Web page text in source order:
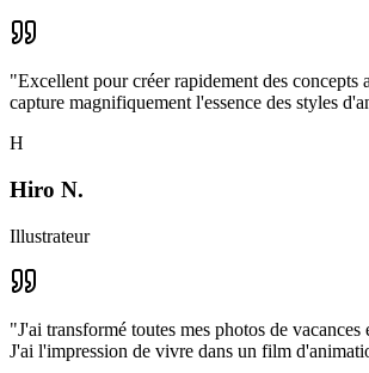
"Excellent pour créer rapidement des concepts
capture magnifiquement l'essence des styles
H
Hiro N.
Illustrateur
"J'ai transformé toutes mes photos de
J'ai l'impression de vivre dans un film